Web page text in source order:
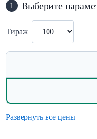
1 Выберите
Тираж
Развернуть все цены